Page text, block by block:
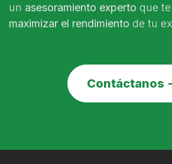
un asesoramiento experto que
maximizar el rendimiento de tu
Contáctanos